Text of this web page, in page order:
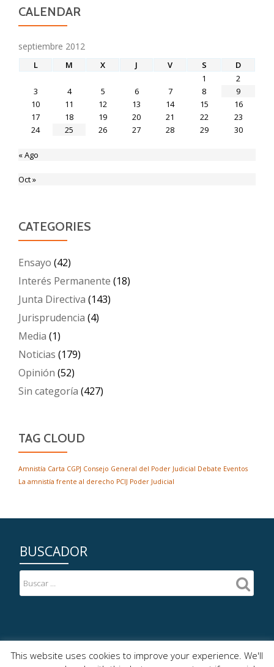
CALENDAR
septiembre 2012
L M X J V S
D
1
2
3
4 5 6 7 8
9
10
11 12 13 14 15
16
17
18 19 20 21 22
23
24
25 26 27 28 29 30
« Ago
Oct »
CATEGORIES
Ensayo (42)
Interés Permanente (18)
Junta Directiva (143)
Jurisprudencia (4)
Media (1)
Noticias (179)
Opinión (52)
Sin categoría (427)
TAG CLOUD
Amnistía Carta CGPJ Consejo General del Poder Judicial Debate Eventos
La amnistía frente al derecho PCIJ Poder Judicial
BUSCADOR
This website uses cookies to improve your experience. We'll